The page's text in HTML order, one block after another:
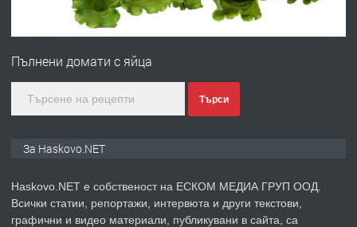
№4120 Магазин/Офис под наем в кв.
градската градина!
преди 4 дни
Пълнени домати с яйца
Търси
За Haskovo.NET
Haskovo.NET е собственост на ЕСКОМ МЕДИА ГРУП ООД.
Всички статии, репортажи, интервюта и други текстови,
графични и видео материали, публикувани в сайта, са